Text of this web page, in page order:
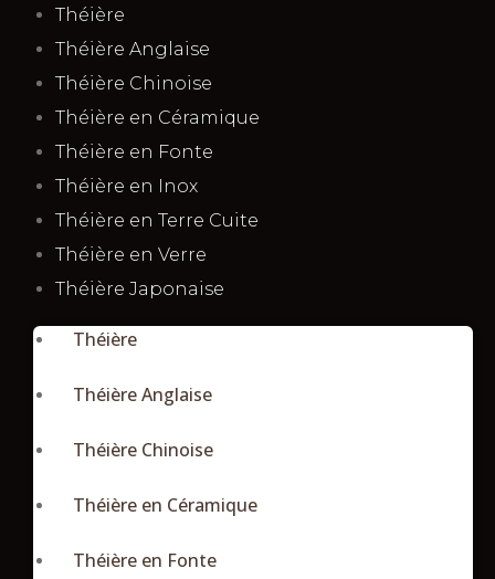
Théière
Théière Anglaise
Théière Chinoise
Théière en Céramique
Théière en Fonte
Théière en Inox
Théière en Terre Cuite
Théière en Verre
Théière Japonaise
Théière
Théière Anglaise
Théière Chinoise
Théière en Céramique
Théière en Fonte